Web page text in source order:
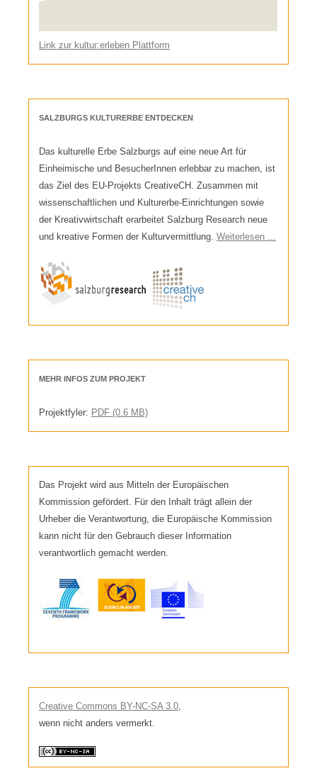
Link zur kultur:erleben Plattform
SALZBURGS KULTURERBE ENTDECKEN
Das kulturelle Erbe Salzburgs auf eine neue Art für
Einheimische und BesucherInnen erlebbar zu machen, ist
das Ziel des EU-Projekts CreativeCH. Zusammen mit
wissenschaftlichen und Kulturerbe-Einrichtungen sowie
der Kreativwirtschaft erarbeitet Salzburg Research neue
und kreative Formen der Kulturvermittlung. Weiterlesen ...
MEHR INFOS ZUM PROJEKT
Projektfyler: PDF (0.6 MB)
Das Projekt wird aus Mitteln der Europäischen
Kommission gefördert. Für den Inhalt trägt allein der
Urheber die Verantwortung, die Europäische Kommission
kann nicht für den Gebrauch dieser Information
verantwortlich gemacht werden.
Creative Commons BY-NC-SA 3.0
wenn nicht anders vermerkt.